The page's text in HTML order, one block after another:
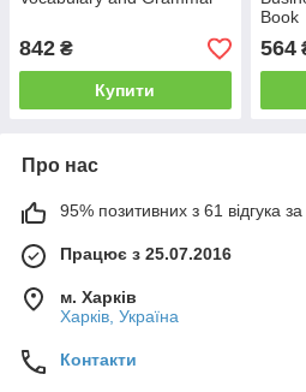
842 ₴
Купити
Book
564
Про нас
95% позитивних з 61 відгука за
Працює з 25.07.2016
м. Харків
Харків, Україна
Контакти